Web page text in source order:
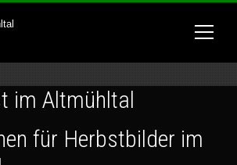
im Altmühltal
für Herbstbilder im